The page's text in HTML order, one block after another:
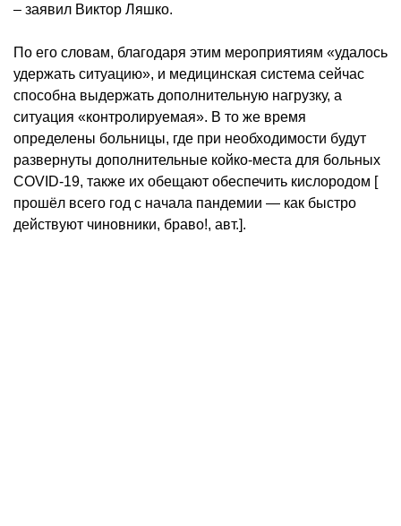
– заявил Виктор Ляшко.
По его словам, благодаря этим мероприятиям «удалось
удержать ситуацию», и медицинская система сейчас
способна выдержать дополнительную нагрузку, а
ситуация «контролируемая». В то же время
определены больницы, где при необходимости будут
развернуты дополнительные койко-места для больных
СОVID-19, также их обещают обеспечить кислородом [
прошёл всего год с начала пандемии — как быстро
действуют чиновники, браво!, авт.].